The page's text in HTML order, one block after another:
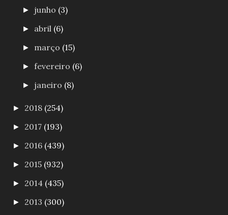
► junho (3)
► abril (6)
► março (15)
►fevereiro (6)
► janeiro (8)
► 2018 (254)
► 2017 (193)
► 2016 (439)
► 2015 (932)
► 2014 (435)
► 2013 (300)